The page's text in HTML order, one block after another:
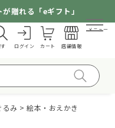
贈れる「eギフト」
ログイン カート 店舗情報
メニュー
るみ 絵本・おえかき